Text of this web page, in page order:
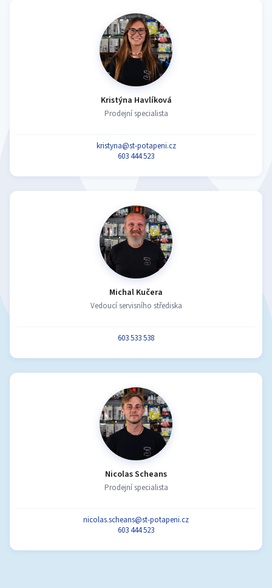
Kristýna Havlíková
Prodejní specialista
kristyna@st-potapeni.cz
603 444 523
Michal Kučera
Vedoucí servisního střediska
603 533 538
Nicolas Scheans
Prodejní specialista
nicolas.scheans@st-potapeni.cz
603 444 523